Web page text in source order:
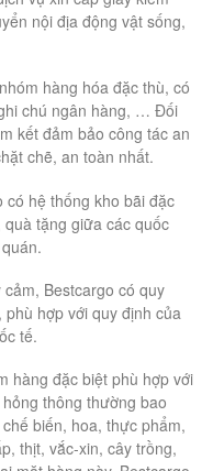
nội địa động vật sống,
hàng hóa đặc thù, có
chú ngân hàng, … Đối
kết đảm bảo công tác an
chẽ, an toàn nhất.
có hệ thống kho bãi đặc
tặng giữa các quốc
Bestcargo có quy
hợp với quy định của
tế.
hàng đặc biệt phù hợp với
thông thường bao
biến, hoa, thực phẩm,
thịt, vắc-xin, cây trồng,